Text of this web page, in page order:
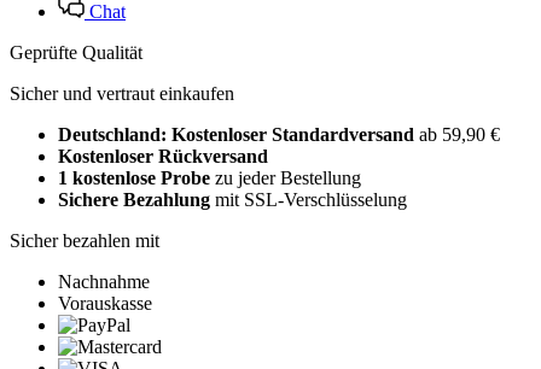
Chat
Geprüfte Qualität
Sicher und vertraut einkaufen
Deutschland: Kostenloser Standardversand ab 59,90 €
Kostenloser Rückversand
1 kostenlose Probe zu jeder Bestellung
Sichere Bezahlung mit SSL-Verschlüsselung
Sicher bezahlen mit
Nachnahme
Vorauskasse